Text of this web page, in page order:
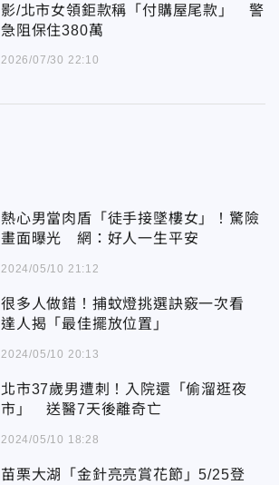
影/北市女領鉅款稱「付購屋尾款」 警
急阻保住380萬
2026/07/30 22:10
熱心男當肉盾「徒手接墜樓女」！驚險
畫面曝光 網：好人一生平安
2024/05/10 21:12
很多人做錯！捕蚊燈挑選訣竅一次看
達人揭「最佳擺放位置」
2024/05/10 20:13
北市37歲男遭刺！入院還「偷溜逛夜
市」 送醫7天後離奇亡
2024/05/10 18:28
苗栗大湖「金針亮亮賞花節」5/25登